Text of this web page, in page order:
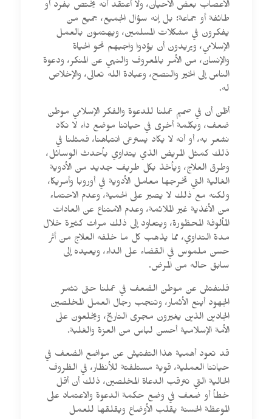
الأعصاب بعض الأحيان، ولا أعتقد أنه يختص بفرد أو
طائفة أو جماعة؛ بل إنه سؤال الجميع، جميع من
يفكرون في مشكلات المسلمين، ويهتمون بالعمل
الإسلامي، ويريدون أن يؤدوا واجبهم نحو الحياة
والإنسان، من الأمر بالمعروف والنهي عن المنكر، ودعوة
الناس إلى الخير والنصح، وعبادة الله تعالى، والإخلاص
له.
أظن أن في صميم عملنا للدعوة والفكر الإسلامي موطن
ضعف، وبكلمة أخرى في حياتنا موضع داء لا نكاد
نشعر به، أو أنه لا يكاد يسترعى انتباهنا، فمثلنا في
ذلك كمثل المريض الذي يتداوي بأحدث الوسائل،
وطرق العلاج، ويأخذ بكل طريف جديد من الأدوية
الغالية التي تخرجها معامل الأدوية في أوروبا وأمريكا،
ولكنه مع ذلك لا يصبر على الحمية، وعدم الاحتماء
من الأغذية غير الملائمة، وعدم الامتناع عن العادات
المألوفة المحظورة، ويتعاود إلى ذلك مرات كثيرة خلال
مدة التداوي، مما يذهب كل ما خلفه العلاج من أثر
حسن ملموس في القضاء على الداء، ويعيده إلى
سابق حاله من المرض.
فلنفتش عن موطن الضعف في عملنا حتى تثمر
الجهود أينع الأثمار، وتنجب رجال العمل المخلصين
الجادين الذين يغيرون مجرى التاريخ، ويخلعون على
الأمة الإسلامية أحسن لباس من العزة والغلبة.
قد تعود أهمية هذا التفتيش عن مواضع الضعف في
حياتنا العملية، قوية مستلفتة للأنظار، في الظروف
الحالية التي تترقب الدعاة المخلصين، ذلك أن أقل
خطأ أو ضعف في وضع حكمة الدعوة والاعتماد على
الموعظة الحسنة يقلب الأوضاع ويقلقها للعمل